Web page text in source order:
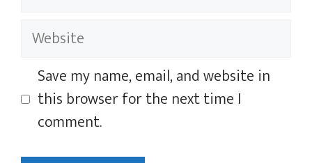
Website
Save my name, email, and website in
this browser for the next time I
comment.